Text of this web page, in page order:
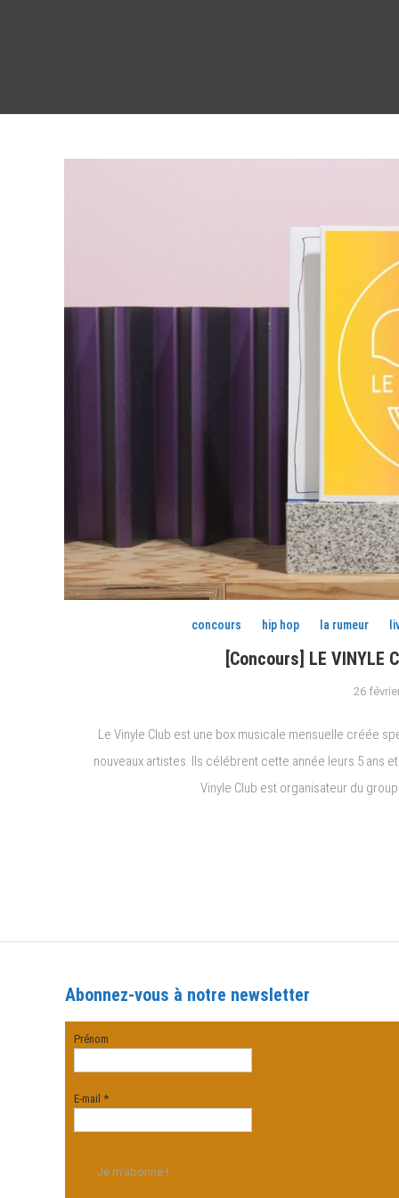
concours hip hop la rumeur
[Concours] LE VINYLE
26
Le Vinyle Club est une box musicale mensuelle créée
nouveaux artistes. Ils célébrent cette année leurs 5 ans
Vinyle Club est organisateur du
Abonnez-vous à notre newsletter
Prénom
E-mail *